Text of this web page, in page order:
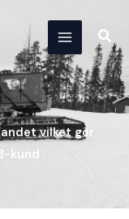
Sök
vilket gör
kund